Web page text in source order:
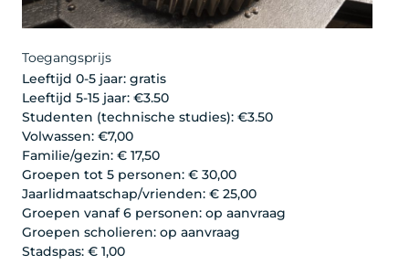
Toegangsprijs
Leeftijd 0-5 jaar: gratis
Leeftijd 5-15 jaar: €3.50
Studenten (technische studies): €3.50
Volwassen: €7,00
Familie/gezin: € 17,50
Groepen tot 5 personen: € 30,00
Jaarlidmaatschap/vrienden: € 25,00
Groepen vanaf 6 personen: op aanvraag
Groepen scholieren: op aanvraag
Stadspas: € 1,00